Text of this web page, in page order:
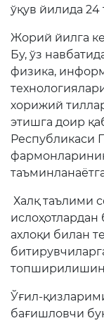
ўқув йилида 24
Жорий йилга
Бу, ўз
физика,
хорижий
этишга доир
Республикаси
Халқ таълими
ахлоқи билан
Ўғил-
бағишловчи